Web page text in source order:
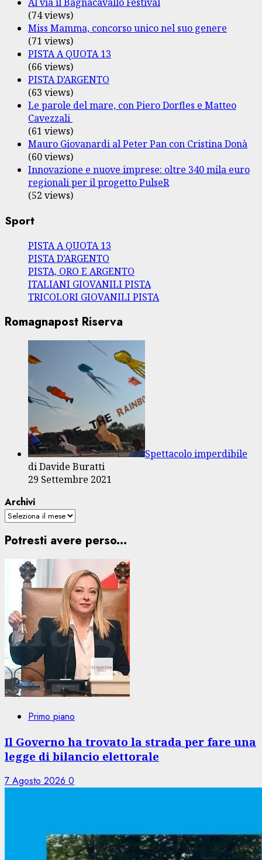
(74 views)
Miss Mamma, concorso unico nel suo genere
(71 views)
PISTA A QUOTA 13
(66 views)
PISTA D’ARGENTO
(63 views)
Le parole del mare, con Piero Dorfles e Matteo
Cavezzali
(61 views)
Mauro Giovanardi al Peter Pan con Cristina Donà
(60 views)
Innovazione e nuove imprese: oltre 340 mila euro
regionali per il progetto PulseR
(52 views)
Sport
PISTA A QUOTA 13
PISTA D’ARGENTO
PISTA, ORO E ARGENTO
ITALIANI GIOVANILI PISTA
TRICOLORI GIOVANILI PISTA
Romagnapost Riserva
Spettacolo imperdibile
di Davide Buratti
29 Settembre 2021
Archivi
Potresti avere perso...
Primo piano
Il Governo ha trovato la strada per fare una
legge di bilancio elettorale
7 Agosto 2026 0